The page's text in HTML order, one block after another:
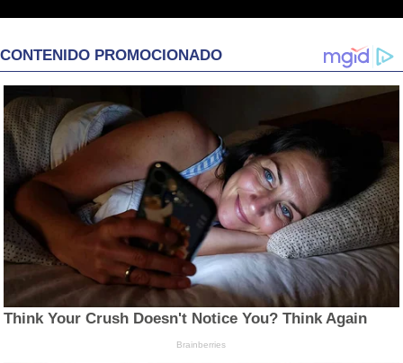
CONTENIDO PROMOCIONADO
Think Your Crush Doesn't Notice You? Think Again
Brainberries